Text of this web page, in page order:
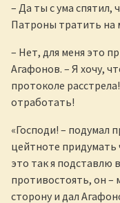
– Да ты с ума спятил,
Патроны тратить на
– Нет, для меня это
Агафонов. – Я хочу,
протоколе
отработать!
«Господи! – подумал
цейтноте придумать
это так я подставлю
противостоять, он
сторону и дал